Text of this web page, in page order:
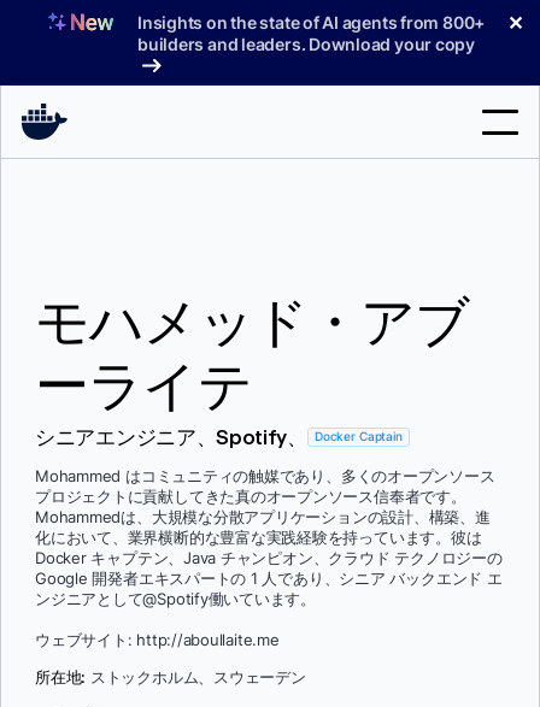
へ
Insights on the state of AI agents from 800+
builders and leaders. Download your copy
✕
料金プラン
ドキュメント
サインイン
モハメッド・アブ
ーライテ
シニアエンジニア、Spotify、 Docker Captain
Mohammed はコミュニティの触媒であり、多くのオープンソース
プロジェクトに貢献してきた真のオープンソース信奉者です。
Mohammedは、大規模な分散アプリケーションの設計、構築、進
化において、業界横断的な豊富な実践経験を持っています。彼は
Docker キャプテン、Java チャンピオン、クラウド テクノロジーの
Google 開発者エキスパートの 1 人であり、シニア バックエンド エ
ンジニアとして@Spotify働いています。
ウェブサイト: http://aboullaite.me
所在地: ストックホルム、スウェーデン